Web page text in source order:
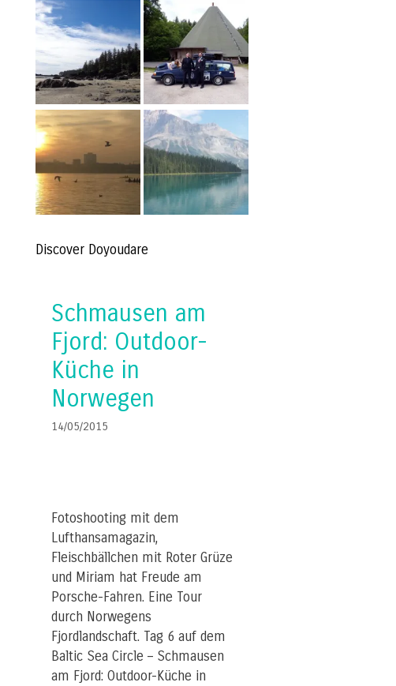
Discover Doyoudare
Schmausen am
Fjord: Outdoor-
Küche in
Norwegen
14/05/2015
Fotoshooting mit dem
Lufthansamagazin,
Fleischbällchen mit Roter Grüze
und Miriam hat Freude am
Porsche-Fahren. Eine Tour
durch Norwegens
Fjordlandschaft. Tag 6 auf dem
Baltic Sea Circle – Schmausen
am Fjord: Outdoor-Küche in